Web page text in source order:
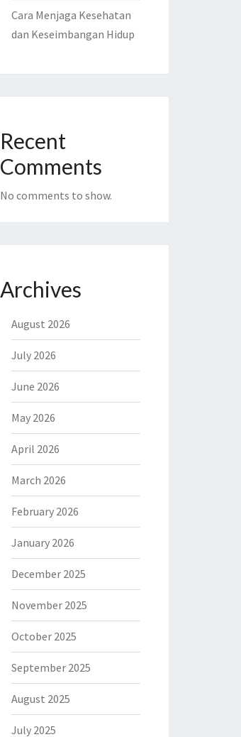
Cara Menjaga Kesehatan
dan Keseimbangan Hidup
Recent
Comments
No comments to show.
Archives
August 2026
July 2026
June 2026
May 2026
April 2026
March 2026
February 2026
January 2026
December 2025
November 2025
October 2025
September 2025
August 2025
July 2025